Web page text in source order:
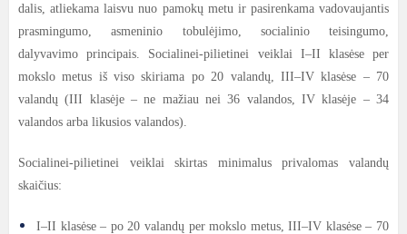
dalis, atliekama laisvu nuo pamokų metu ir pasirenkama vadovaujantis
prasmingumo, asmeninio tobulėjimo, socialinio teisingumo,
dalyvavimo principais. Socialinei-pilietinei veiklai I–II klasėse per
mokslo metus iš viso skiriama po 20 valandų, III–IV klasėse – 70
valandų (III klasėje – ne mažiau nei 36 valandos, IV klasėje – 34
valandos arba likusios valandos).
Socialinei-pilietinei veiklai skirtas minimalus privalomas valandų
skaičius:
I–II klasėse – po 20 valandų per mokslo metus, III–IV klasėse – 70